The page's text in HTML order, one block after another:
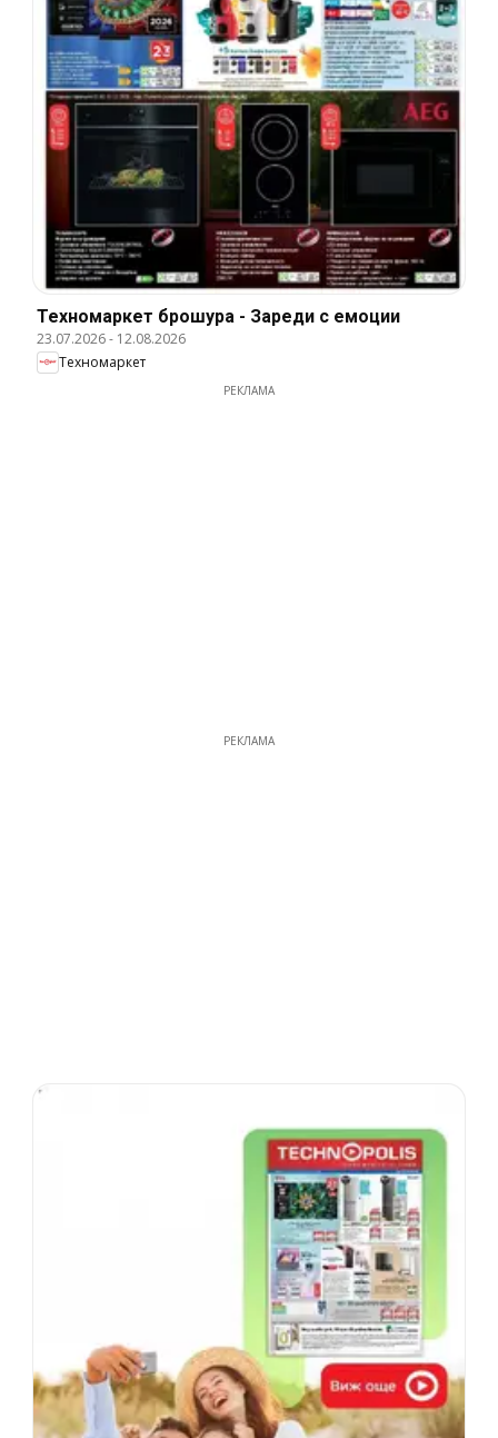
Техномаркет брошура - Зареди с емоции
23.07.2026- 12.08.2026
Техномаркет
РЕКЛАМА
РЕКЛАМА